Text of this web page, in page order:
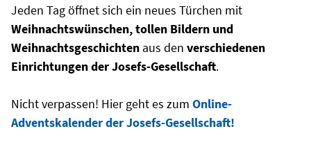
Jeden Tag öffnet sich ein neues Türchen mit
Weihnachtswünschen, tollen Bildern und
Weihnachtsgeschichten aus den verschiedenen
Einrichtungen der Josefs-Gesellschaft.
Nicht verpassen! Hier geht es zum Online-
Adventskalender der Josefs-Gesellschaft!